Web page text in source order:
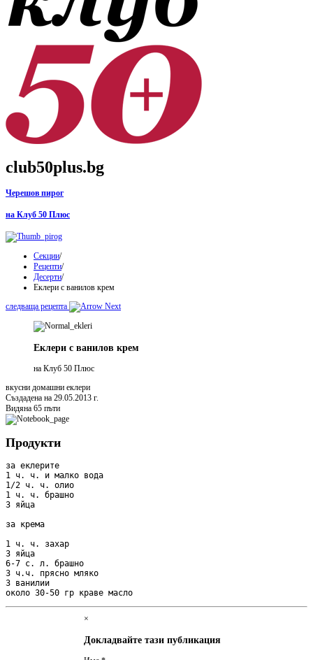
club50plus.bg
Черешов пирог
на Клуб 50 Плюс
Секции/
Рецепти/
Десерти/
Еклери с ванилов крем
следваща рецепта
Еклери с ванилов крем
на Клуб 50 Плюс
вкусни домашни еклери
Създадена на 29.05.2013 г.
Видяна 65 пъти
Продукти
за еклерите
1 ч. ч. и малко вода
1/2 ч. ч. олио
1 ч. ч. брашно
3 яйца
за крема
1 ч. ч. захар
3 яйца
6-7 с. л. брашно
3 ч.ч. прясно мляко
3 ванилии
около 30-50 гр краве масло
×
Докладвайте тази публикация